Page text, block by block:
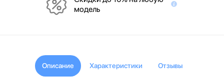
модель
Описание Характеристики Отзывы